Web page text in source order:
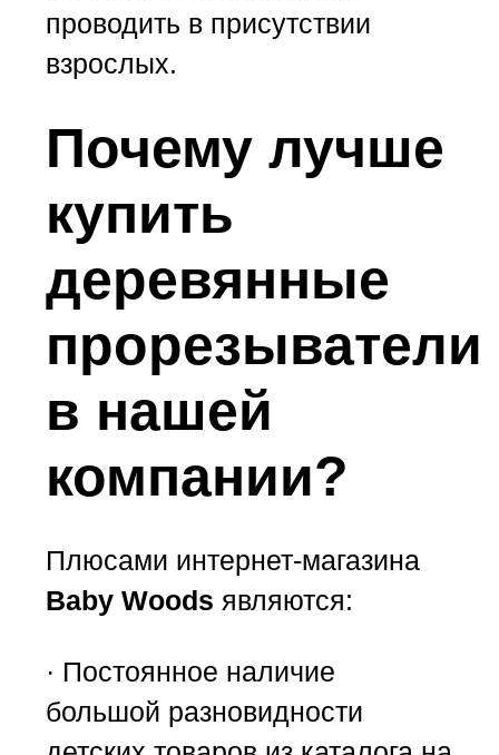
проводить в присутствии
взрослых.
Почему лучше
купить
деревянные
прорезыватели
в нашей
компании?
Плюсами интернет-магазина
Baby Woods являются:
· Постоянное наличие
большой разновидности